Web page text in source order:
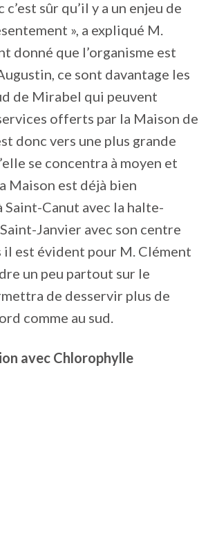
sûr qu’il y a un enjeu de
», a expliqué M.
donné que l’organisme est
ce sont davantage les
de Mirabel qui peuvent
offerts par la Maison de
donc vers une plus grande
se concentra à moyen et
Maison est déjà bien
Saint-Canut avec la halte-
Janvier avec son centre
il est évident pour M. Clément
un peu partout sur le
de desservir plus de
comme au sud.
avec Chlorophylle